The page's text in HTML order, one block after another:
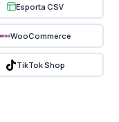
Esporta CSV
WooCommerce
TikTok Shop